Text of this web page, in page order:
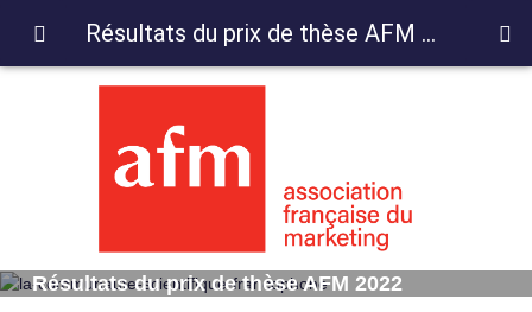
Résultats du prix de thèse AFM 2022
Résultats du prix de thèse AFM 2022